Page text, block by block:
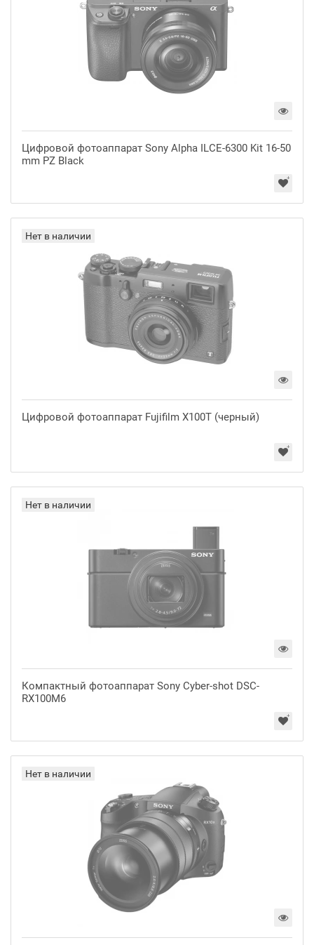
Цифровой фотоаппарат Sony Alpha ILCE-6300 Kit 16-50
mm PZ Black
Нет в наличии
Цифровой фотоаппарат Fujifilm X100T (черный)
Нет в наличии
Компактный фотоаппарат Sony Cyber-shot DSC-
RX100M6
Нет в наличии